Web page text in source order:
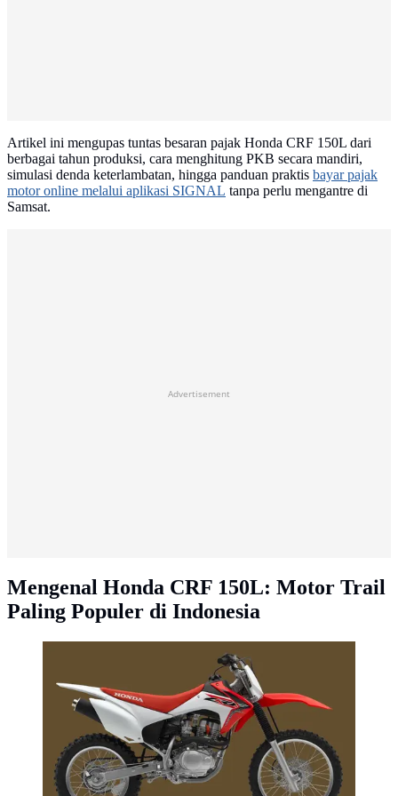
Artikel ini mengupas tuntas besaran pajak Honda CRF 150L dari
berbagai tahun produksi, cara menghitung PKB secara mandiri,
simulasi denda keterlambatan, hingga panduan praktis bayar pajak
motor online melalui aplikasi SIGNAL tanpa perlu mengantre di
Samsat.
Advertisement
Mengenal Honda CRF 150L: Motor Trail
Paling Populer di Indonesia
Honda CRF 150F (Foto: powersports.honda.com).